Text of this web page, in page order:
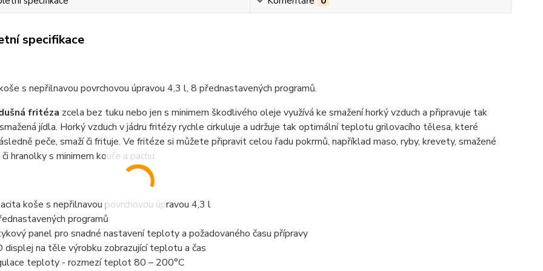
specifikace
s nepřilnavou povrchovou úpravou 4,3 l, 8 přednastavených programů.
fritéza zcela bez tuku nebo jen s minimem škodlivého oleje využívá ke smažení horký vzduch a připravuje tak
jídla. Horký vzduch v jádru fritézy rychle cirkuluje a udržuje tak optimální teplotu grilovacího tělesa, které
peče, smaží či frituje. Ve fritéze si můžete připravit celou řadu pokrmů, například maso, ryby, krevety, smažené
hranolky s minimem kouře a pachu.
koše s nepřilnavou povrchovou úpravou 4,3 l
programů
panel pro snadné nastavení teploty a požadovaného času přípravy
displej na těle výrobku zobrazující teplotu a čas
teploty - rozmezí teplot 80 – 200°C